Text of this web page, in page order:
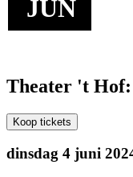
JUN
Theater 't
Koop tickets
dinsdag 4 juni